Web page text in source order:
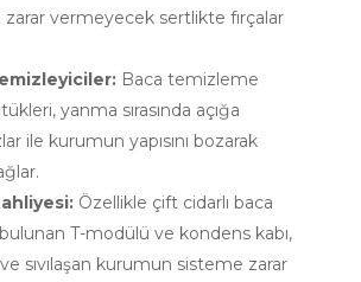
vermeyecek sertlikte fırçalar
Baca temizleme
yanma sırasında açığa
ile kurumun yapısını bozarak
Özellikle çift cidarlı baca
T-modülü ve kondens kabı,
sıvılaşan kurumun sisteme zarar